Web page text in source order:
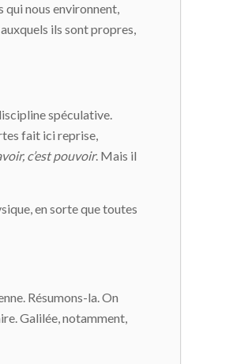
qui nous environnent,
ils sont propres,
spéculative.
fait ici reprise,
c’est pouvoir. Mais il
en sorte que toutes
Résumons-la. On
Galilée, notamment,